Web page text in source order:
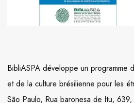
BibliASPA développe un programme
et de la culture brésilienne pour les
São Paulo, Rua baronesa de Itu,